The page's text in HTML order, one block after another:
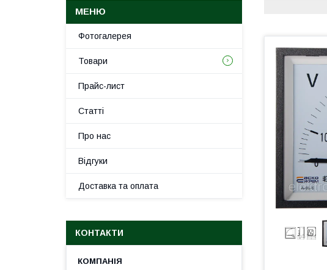
Фотогалерея
Товари
Прайс-лист
Статті
Про нас
Відгуки
Доставка та оплата
КОНТАКТИ